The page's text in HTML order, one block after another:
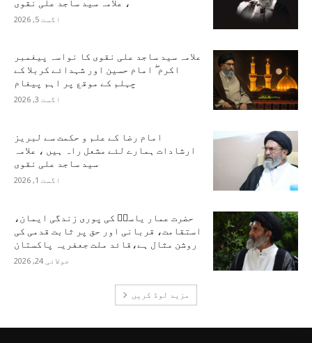
، علامہ سید ساجد علی نقوی
اگست 5, 2026
علامہ سید ساجد علی نقوی کا نواسہ پیغمبر
اکرم ۖ امام حسین اور شہدائے کربلا کے
چہلم کے موقع پر اہم پیغام
اگست 3, 2026
امام رضا کے علم و حکمت سے لبریز
ارشادات ہمارے لئے مشعل راہ ہیں ، علامہ
سید ساجد علی نقوی
اگست 1, 2026
حضرت عمار یاسرؑ کی پوری زندگی ایمان،
استقامت، قربانی اور حق پر ثابت قدمی کی
روشن مثال ہے،قائد ملت جعفریہ پاکستان
جولائی 24, 2026
مزید لوڈ کریں